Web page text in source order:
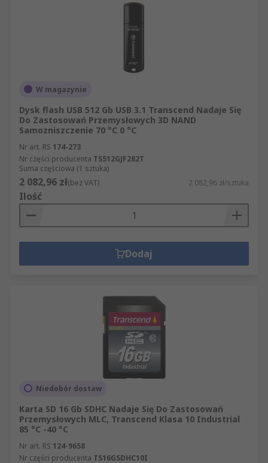
W magazynie
Dysk flash USB 512 Gb USB 3.1 Transcend Nadaje Się
Do Zastosowań Przemysłowych 3D NAND
Samozniszczenie 70 °C 0 °C
Nr art. RS 174-273
Nr części producenta TS512GJF282T
Suma częściowa (1 sztuka)
2 082,96 zł(bez VAT) 2 082,96 zł/sztuka
Ilość
Dodaj
Niedobór dostaw
Karta SD 16 Gb SDHC Nadaje Się Do Zastosowań
Przemysłowych MLC, Transcend Klasa 10 Industrial
85 °C -40 °C
Nr art. RS 124-9658
Nr części producenta TS16GSDHC10I